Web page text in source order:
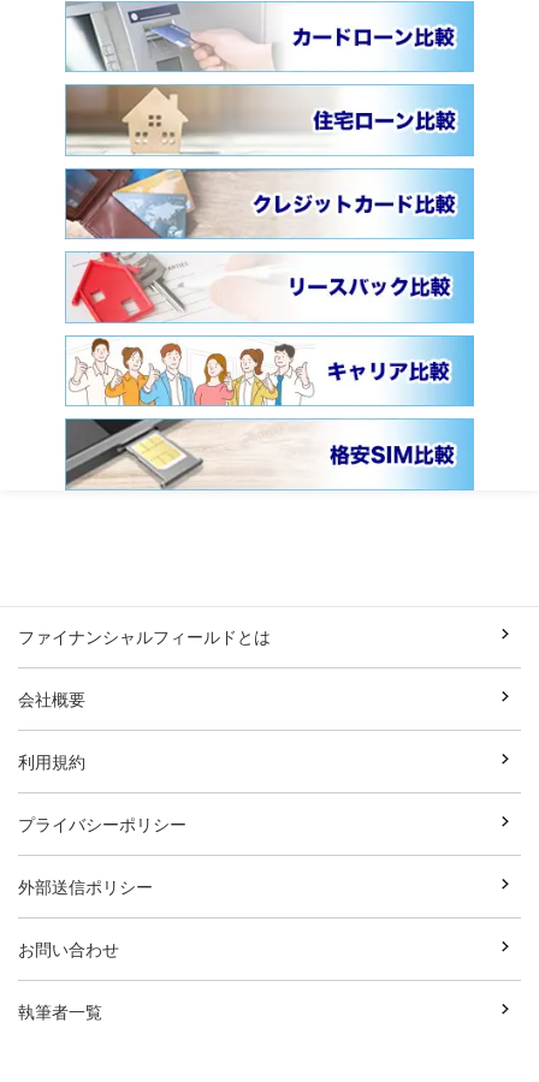
ファイナンシャルフィールドとは
会社概要
利用規約
プライバシーポリシー
外部送信ポリシー
お問い合わせ
執筆者一覧